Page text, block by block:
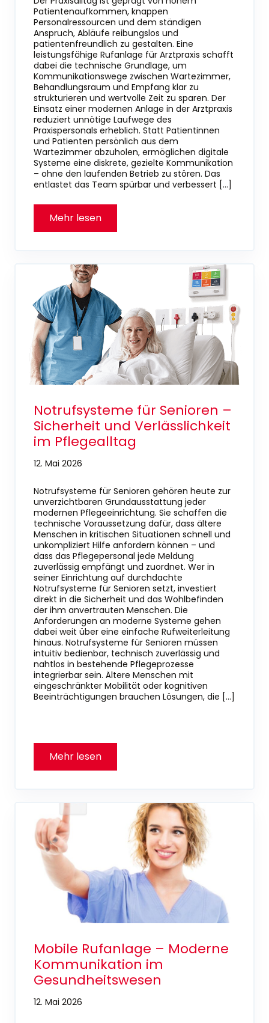
Patientenaufkommen, knappen
Personalressourcen und dem ständigen
Anspruch, Abläufe reibungslos und
patientenfreundlich zu gestalten. Eine
leistungsfähige Rufanlage für Arztpraxis schafft
dabei die technische Grundlage, um
Kommunikationswege zwischen Wartezimmer,
Behandlungsraum und Empfang klar zu
strukturieren und wertvolle Zeit zu sparen. Der
Einsatz einer modernen Anlage in der Arztpraxis
reduziert unnötige Laufwege des
Praxispersonals erheblich. Statt Patientinnen
und Patienten persönlich aus dem
Wartezimmer abzuholen, ermöglichen digitale
Systeme eine diskrete, gezielte Kommunikation
– ohne den laufenden Betrieb zu stören. Das
entlastet das Team spürbar und verbessert […]
Notrufsysteme für Senioren –
Sicherheit und Verlässlichkeit
im Pflegealltag
12. Mai 2026
Notrufsysteme für Senioren gehören heute zur
unverzichtbaren Grundausstattung jeder
modernen Pflegeeinrichtung. Sie schaffen die
technische Voraussetzung dafür, dass ältere
Menschen in kritischen Situationen schnell und
unkompliziert Hilfe anfordern können – und
dass das Pflegepersonal jede Meldung
zuverlässig empfängt und zuordnet. Wer in
seiner Einrichtung auf durchdachte
Notrufsysteme für Senioren setzt, investiert
direkt in die Sicherheit und das Wohlbefinden
der ihm anvertrauten Menschen. Die
Anforderungen an moderne Systeme gehen
dabei weit über eine einfache Rufweiterleitung
hinaus. Notrufsysteme für Senioren müssen
intuitiv bedienbar, technisch zuverlässig und
nahtlos in bestehende Pflegeprozesse
integrierbar sein. Ältere Menschen mit
eingeschränkter Mobilität oder kognitiven
Beeinträchtigungen brauchen Lösungen, die […]
Mobile Rufanlage – Moderne
Kommunikation im
Gesundheitswesen
12. Mai 2026